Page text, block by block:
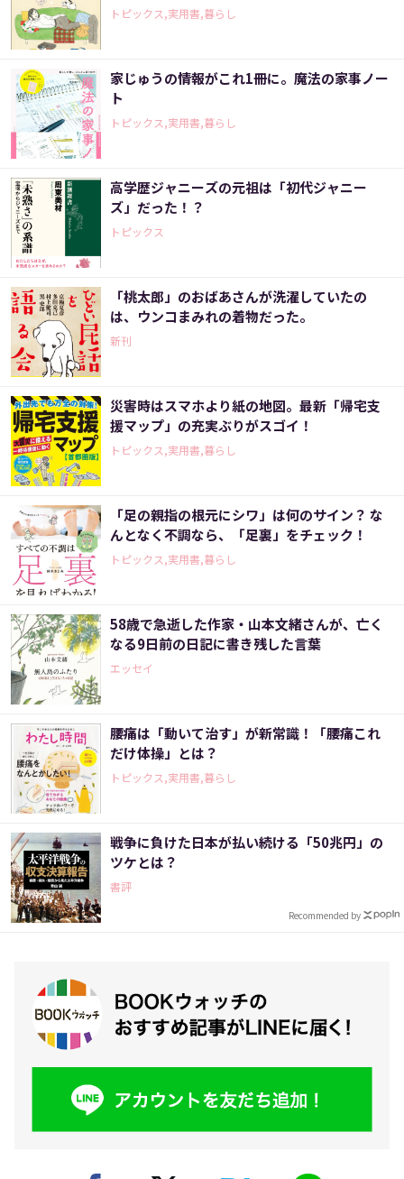
トピックス,実用書,暮らし
家じゅうの情報がこれ1冊に。魔法の家事ノー
ト
トピックス,実用書,暮らし
高学歴ジャニーズの元祖は「初代ジャニー
ズ」だった！？
トピックス
「桃太郎」のおばあさんが洗濯していたの
は、ウンコまみれの着物だった。
新刊
災害時はスマホより紙の地図。最新「帰宅支
援マップ」の充実ぶりがスゴイ！
トピックス,実用書,暮らし
「足の親指の根元にシワ」は何のサイン？ な
んとなく不調なら、「足裏」をチェック！
トピックス,実用書,暮らし
58歳で急逝した作家・山本文緒さんが、亡く
なる9日前の日記に書き残した言葉
エッセイ
腰痛は「動いて治す」が新常識！「腰痛これ
だけ体操」とは？
トピックス,実用書,暮らし
戦争に負けた日本が払い続ける「50兆円」の
ツケとは？
書評
Recommended by